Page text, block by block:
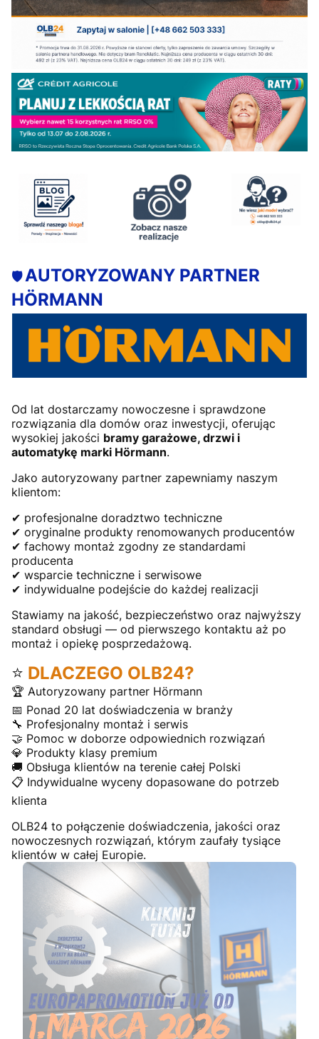
🛡️AUTORYZOWANY PARTNER
HÖRMANN
Od lat dostarczamy nowoczesne i sprawdzone
rozwiązania dla domów oraz inwestycji, oferując
wysokiej jakości bramy garażowe, drzwi i
automatykę marki Hörmann.
Jako autoryzowany partner zapewniamy naszym
klientom:
✔ profesjonalne doradztwo techniczne
✔ oryginalne produkty renomowanych producentów
✔ fachowy montaż zgodny ze standardami
producenta
✔ wsparcie techniczne i serwisowe
✔ indywidualne podejście do każdej realizacji
Stawiamy na jakość, bezpieczeństwo oraz najwyższy
standard obsługi — od pierwszego kontaktu aż po
montaż i opiekę posprzedażową.
⭐ DLACZEGO OLB24?
🏆 Autoryzowany partner Hörmann
📅 Ponad 20 lat doświadczenia w branży
🔧 Profesjonalny montaż i serwis
🤝 Pomoc w doborze odpowiednich rozwiązań
💎 Produkty klasy premium
🚚 Obsługa klientów na terenie całej Polski
📋 Indywidualne wyceny dopasowane do potrzeb
klienta
OLB24 to połączenie doświadczenia, jakości oraz
nowoczesnych rozwiązań, którym zaufały tysiące
klientów w całej Europie.